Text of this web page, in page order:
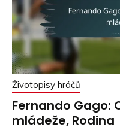
Životopisy hráčů
Fernando Gago:
mládeže, Rodina